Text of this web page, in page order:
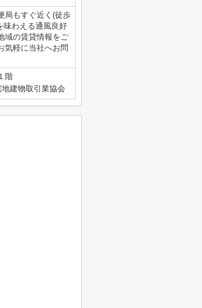
局もすぐ近く(徒歩
味わえる通風良好
域の賃貸情報をご
気軽に当社へお問
階
地建物取引業協会